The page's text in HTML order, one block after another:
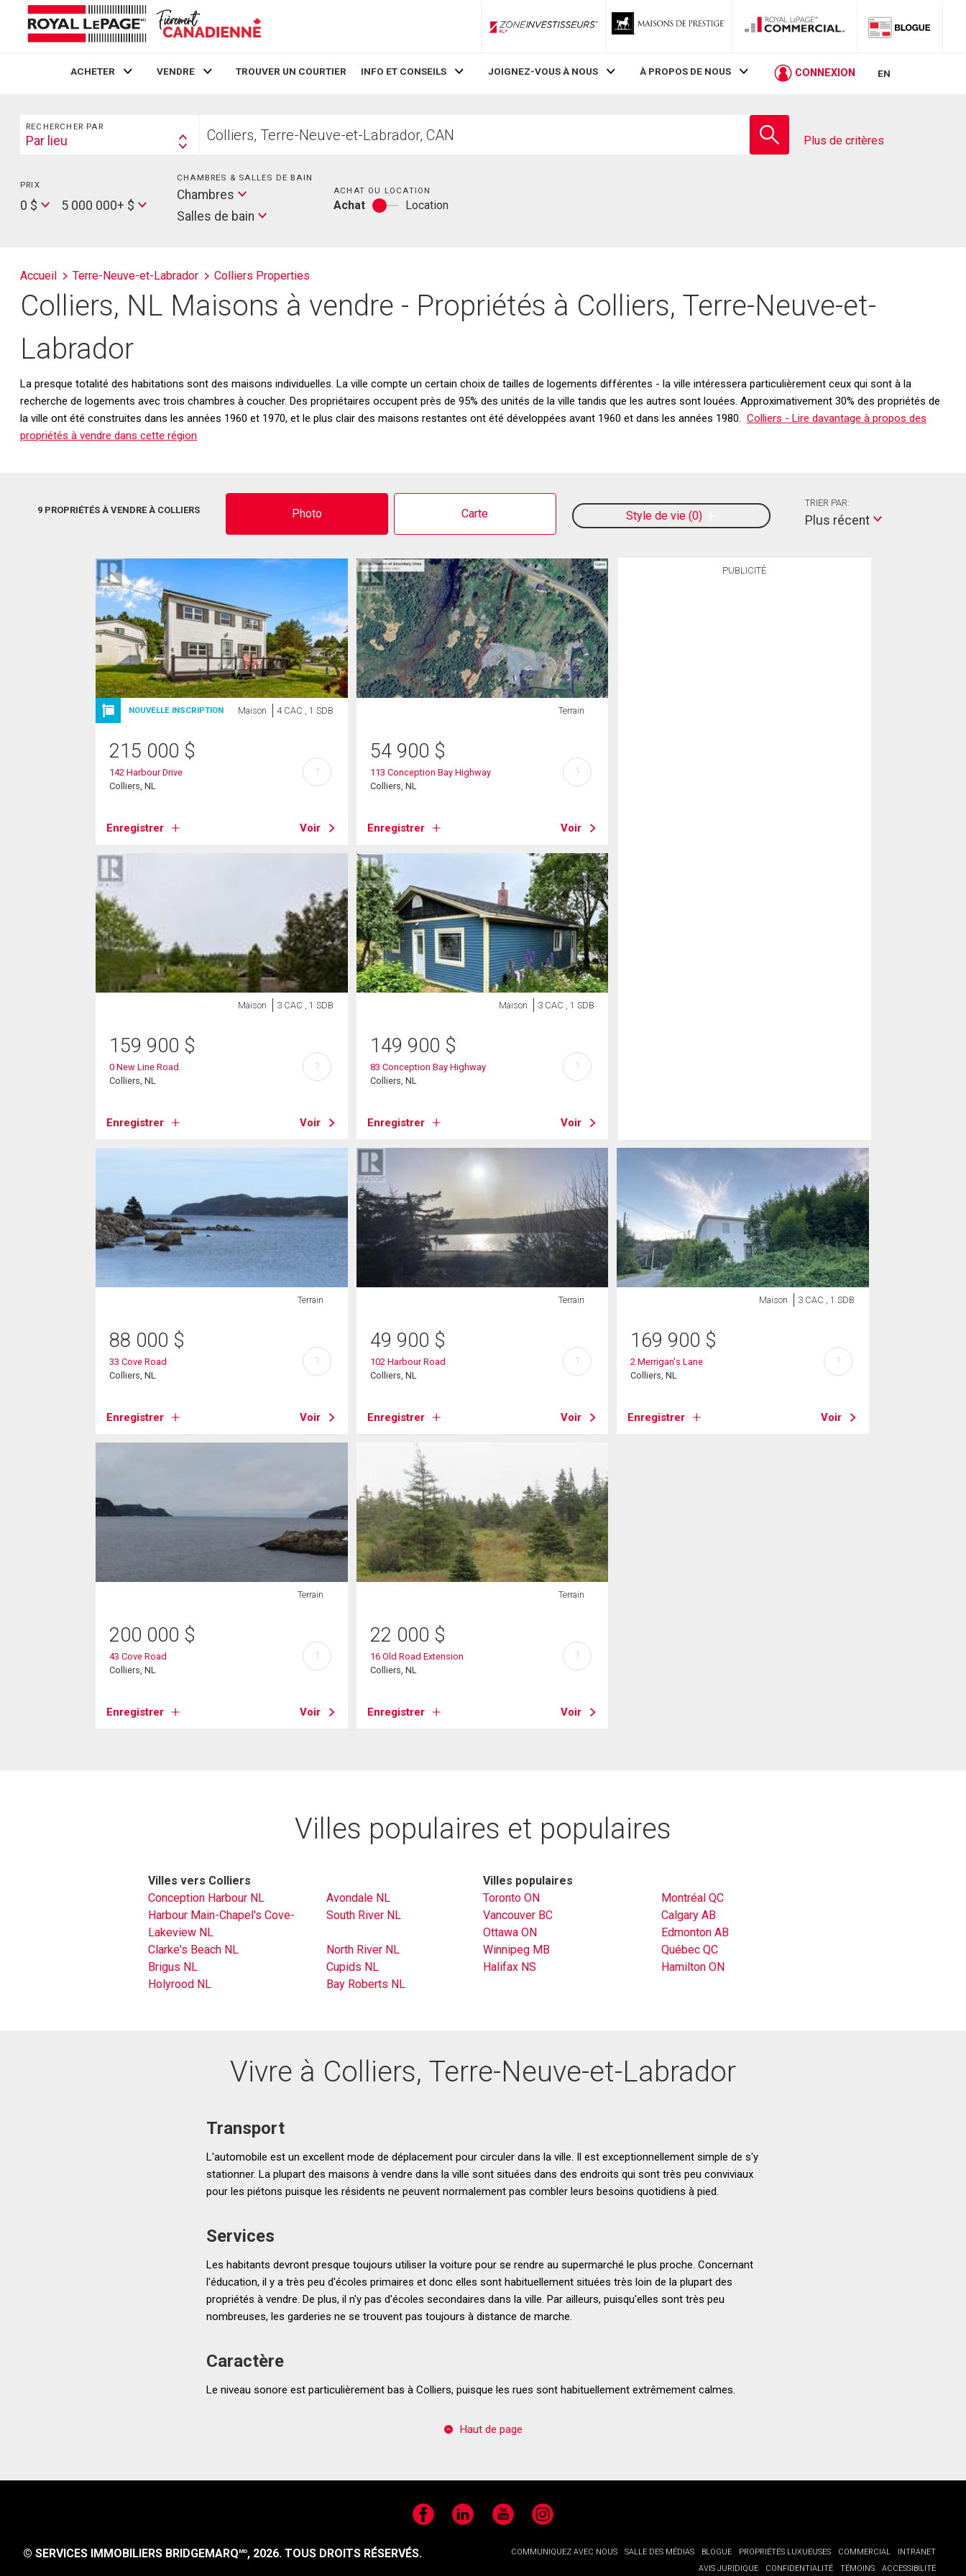
ZoneInvestisseurs RLP
ACHETER VENDRE TROUVER UN COURTIER INFO ET CONSEILS JOIGNEZ-VOUS À NOUS À PROPOS DE NOUS CONNEXION EN
Rechercher
RECHERCHER PAR
Search
Par lieu
votre
Plus de critères
PRIX
Price
0 $
Max
5 000 000+ $
CHAMBRES & SALLES DE BAIN
Chambres
bain
Salles de bain
ACHAT OU LOCATION
Achat
Achat
Location
Accueil Terre-Neuve-et-Labrador Colliers Properties
Colliers, NL Maisons à vendre - Propriétés à Colliers, Terre-Neuve-et-
Labrador
La presque totalité des habitations sont des maisons individuelles. La ville compte un certain choix de tailles de logements différentes - la ville intéressera particulièrement ceux qui sont à la
recherche de logements avec trois chambres à coucher. Des propriétaires occupent près de 95% des unités de la ville tandis que les autres sont louées. Approximativement 30% des propriétés de
la ville ont été construites dans les années 1960 et 1970, et le plus clair des maisons restantes ont été développées avant 1960 et dans les années 1980. Colliers - Lire davantage à propos des
propriétés à vendre dans cette région
9 PROPRIÉTÉS À VENDRE À COLLIERS Photo Carte Style de vie 0
TRIER PAR:
Plus récent
PUBLICITÉ
NOUVELLE INSCRIPTION Maison 4 CAC , 1 SDB
215 000 $
142 Harbour Drive
Colliers, NL
Enregistrer Voir
?
Terrain
54 900 $
113 Conception Bay Highway
Colliers, NL
Enregistrer Voir
?
Maison 3 CAC , 1 SDB
159 900 $
0 New Line Road
Colliers, NL
Enregistrer Voir
?
Maison 3 CAC , 1 SDB
149 900 $
83 Conception Bay Highway
Colliers, NL
Enregistrer Voir
?
Terrain
88 000 $
33 Cove Road
Colliers, NL
Enregistrer Voir
?
Terrain
49 900 $
102 Harbour Road
Colliers, NL
Enregistrer Voir
?
Maison 3 CAC , 1 SDB
169 900 $
2 Merrigan's Lane
Colliers, NL
Enregistrer Voir
?
Terrain
200 000 $
43 Cove Road
Colliers, NL
Enregistrer Voir
?
Terrain
22 000 $
16 Old Road Extension
Colliers, NL
Enregistrer Voir
?
Villes populaires et populaires
Villes vers Colliers
Conception Harbour NL
Avondale NL
Harbour Main-Chapel's Cove-
Lakeview NL
South River NL
Clarke's Beach NL
North River NL
Brigus NL
Cupids NL
Holyrood NL
Bay Roberts NL
Villes populaires
Toronto ON
Montréal QC
Vancouver BC
Calgary AB
Ottawa ON
Edmonton AB
Winnipeg MB
Québec QC
Halifax NS
Hamilton ON
Vivre à Colliers, Terre-Neuve-et-Labrador
Transport
L'automobile est un excellent mode de déplacement pour circuler dans la ville. Il est exceptionnellement simple de s'y
stationner. La plupart des maisons à vendre dans la ville sont situées dans des endroits qui sont très peu conviviaux
pour les piétons puisque les résidents ne peuvent normalement pas combler leurs besoins quotidiens à pied.
Services
Les habitants devront presque toujours utiliser la voiture pour se rendre au supermarché le plus proche. Concernant
l'éducation, il y a très peu d'écoles primaires et donc elles sont habituellement situées très loin de la plupart des
propriétés à vendre. De plus, il n'y pas d'écoles secondaires dans la ville. Par ailleurs, puisqu'elles sont très peu
nombreuses, les garderies ne se trouvent pas toujours à distance de marche.
Caractère
Le niveau sonore est particulièrement bas à Colliers, puisque les rues sont habituellement extrêmement calmes.
Haut de page
FacebookLinkedIn YouTubeInstagram
COMMUNIQUEZ AVEC NOUS SALLE DES MÉDIAS BLOGUE PROPRIÉTÉS LUXUEUSES COMMERCIAL
INTRANET
AVIS JURIDIQUE
CONFIDENTIALITÉ TÉMOINS ACCESSIBILITÉ
© SERVICES IMMOBILIERS BRIDGEMARQMD, 2026. TOUS DROITS RÉSERVÉS.